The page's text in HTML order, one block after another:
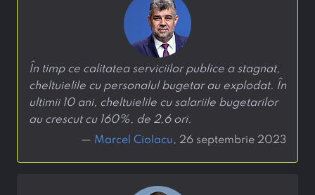
În timp ce calitatea serviciilor publice a stagnat,
cheltuielile cu personalul bugetar au explodat. În
ultimii 10 ani, cheltuielile cu salariile bugetarilor
au crescut cu 160%, de 2,6 ori.
— Marcel Ciolacu, 26 septembrie 2023